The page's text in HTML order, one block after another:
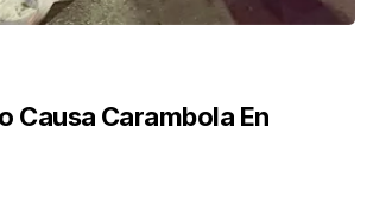
Causa Carambola En